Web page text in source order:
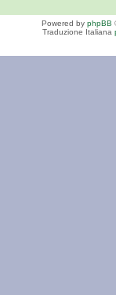
Powered by phpBB
Traduzione Italiana